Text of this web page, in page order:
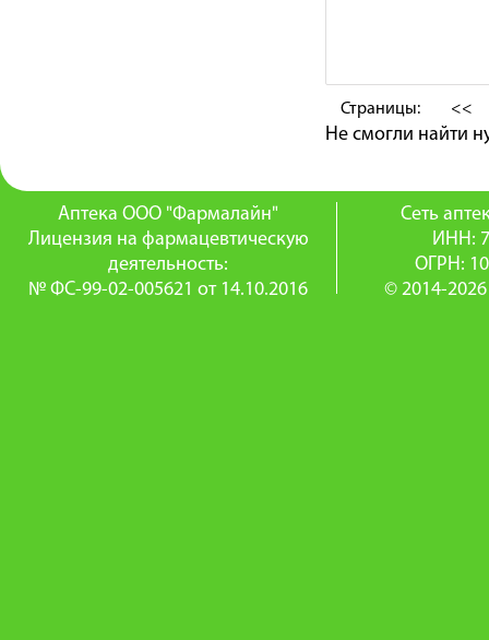
Страницы: <<
Не смогли найти
Аптека ООО "Фармалайн"
Лицензия на фармацевтическую
деятельность:
№ ФС-99-02-005621 от 14.10.2016
Сеть
ИНН:
ОГРН:
© 2014-